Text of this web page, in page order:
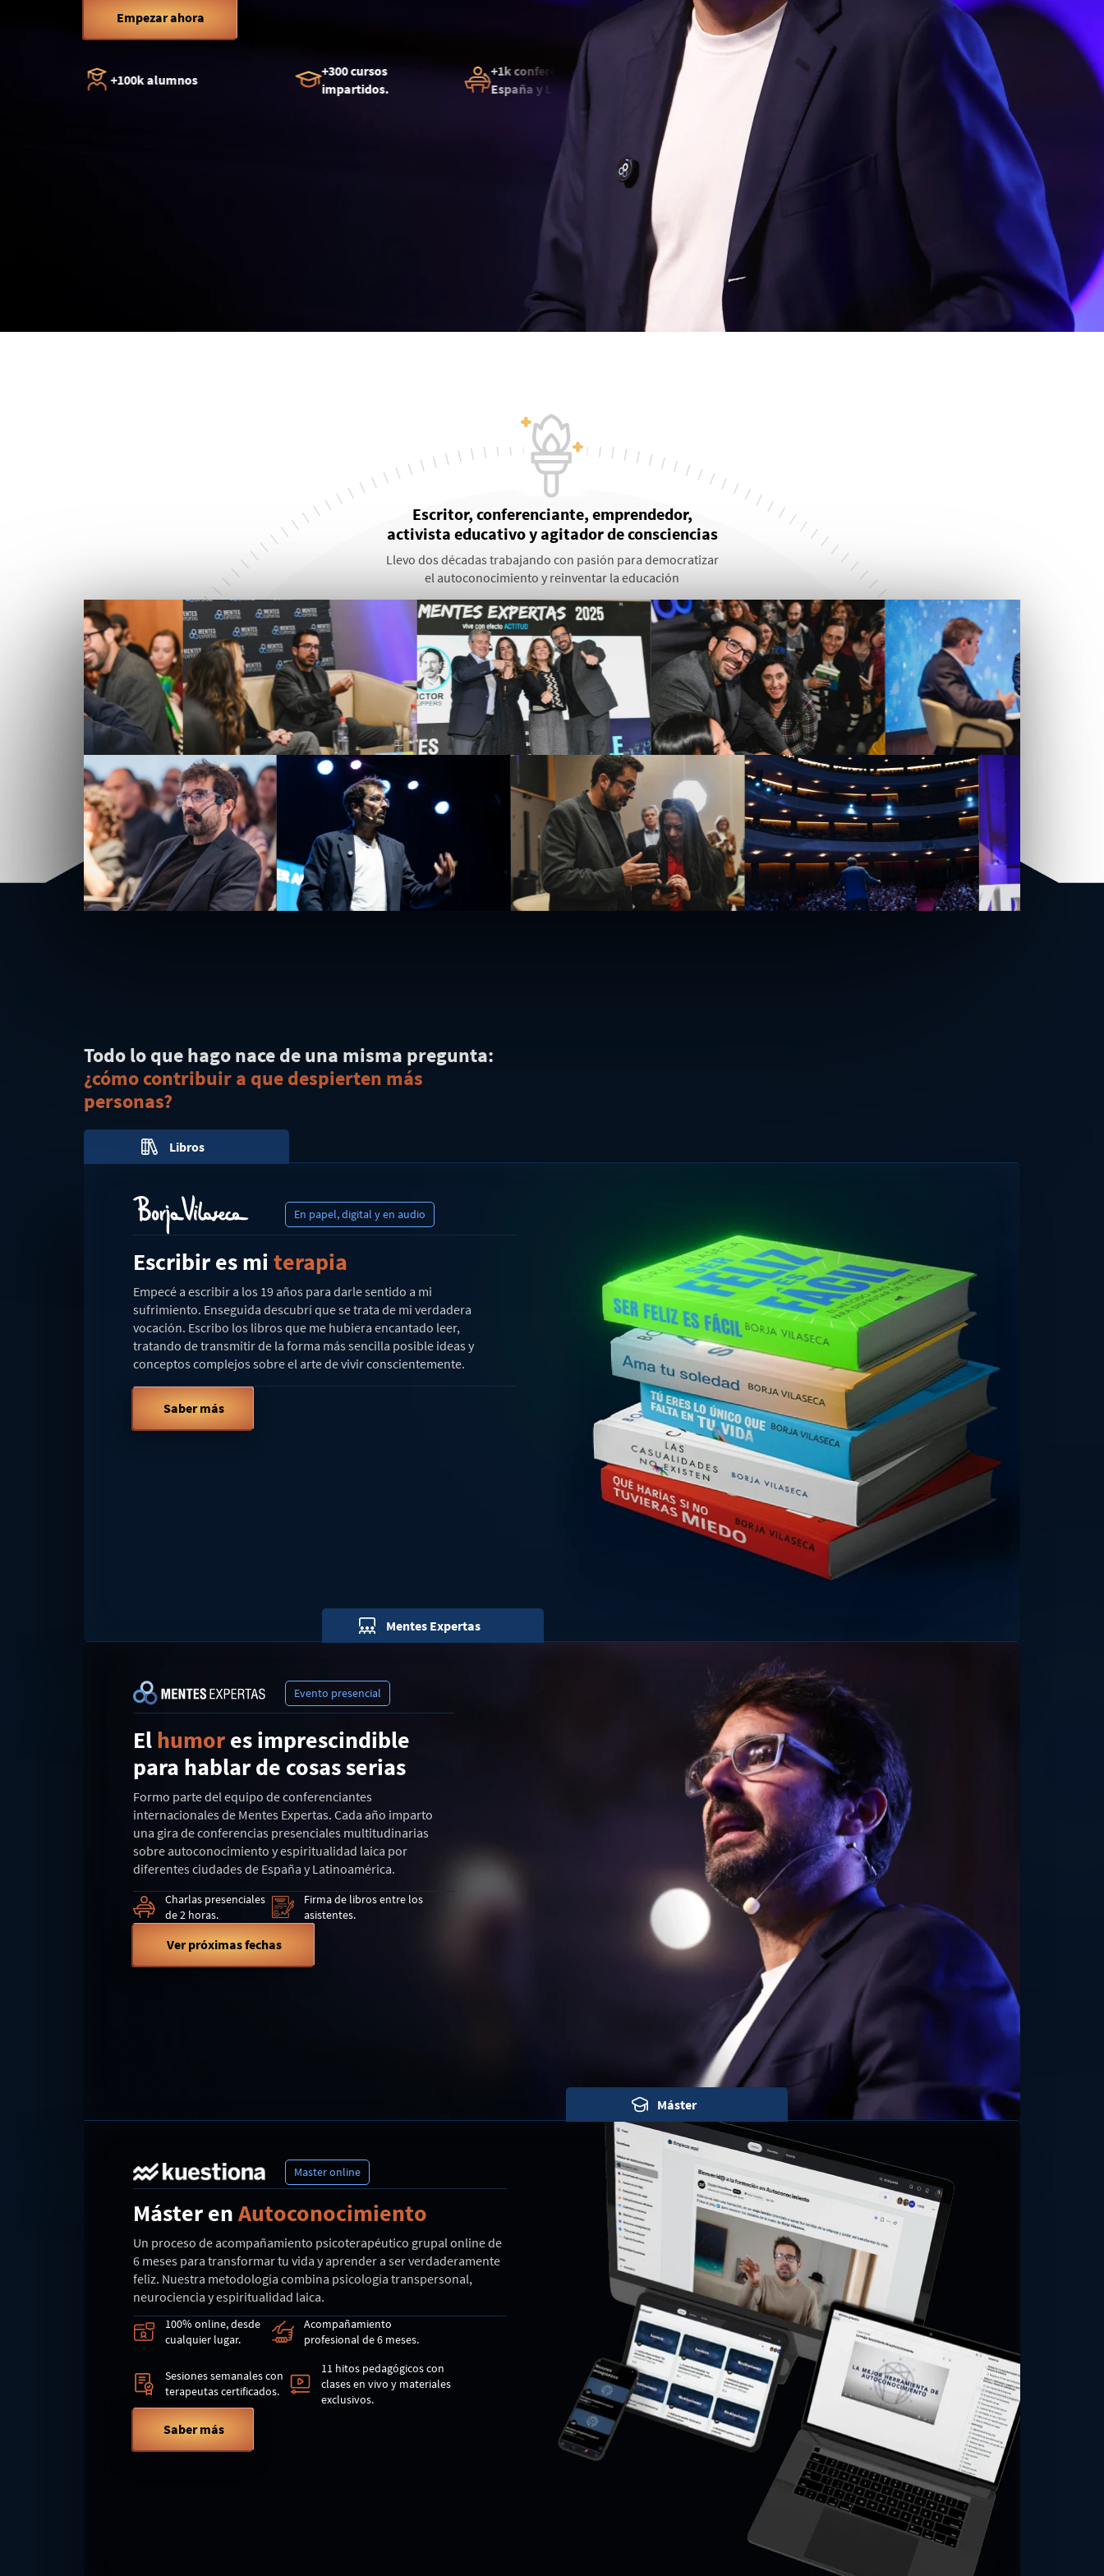
Empezar ahora
+100k alumnos
+300 cursos
impartidos.
+1k conferencias en
España y Latinoamérica
+20 años de
experiencia
Escritor, conferenciante, emprendedor,
activista educativo y agitador de consciencias
Llevo dos décadas trabajando con pasión para democratizar
el autoconocimiento y reinventar la educación
Todo lo que hago nace de una misma pregunta:
¿cómo contribuir a que despierten más
personas?
En papel, digital y en audio
Escribir es miterapia
Empecé a escribir a los 19 años para darle sentido a mi
sufrimiento. Enseguida descubrí que se trata de mi verdadera
vocación. Escribo los libros que me hubiera encantado leer,
tratando de transmitir de la forma más sencilla posible ideas y
conceptos complejos sobre el arte de vivir conscientemente.
Saber más
Evento presencial
Elhumores imprescindible
para hablar de cosas serias
Formo parte del equipo de conferenciantes
internacionales de Mentes Expertas. Cada año imparto
una gira de conferencias presenciales multitudinarias
sobre autoconocimiento y espiritualidad laica por
diferentes ciudades de España y Latinoamérica.
Charlas presenciales
de 2 horas.
Firma de libros entre los
asistentes.
Ver próximas fechas
Master online
Máster enAutoconocimiento
Un proceso de acompañamiento psicoterapéutico grupal online de
6 meses para transformar tu vida y aprender a ser verdaderamente
feliz. Nuestra metodología combina psicología transpersonal,
neurociencia y espiritualidad laica.
100% online, desde
cualquier lugar.
Acompañamiento
profesional de 6 meses.
Sesiones semanales con
terapeutas certificados.
11 hitos pedagógicos con
clases en vivo y materiales
exclusivos.
Saber más